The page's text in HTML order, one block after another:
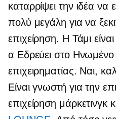
καταρρίψει την ιδέα να
πολύ μεγάλη για να
επιχείρηση. Η Τάμι είναι
α Εδρεύει στο Ηνωμένο
επιχειρηματίας. Ναι,
Είναι γνωστή για την
επιχείρηση μάρκετινγκ